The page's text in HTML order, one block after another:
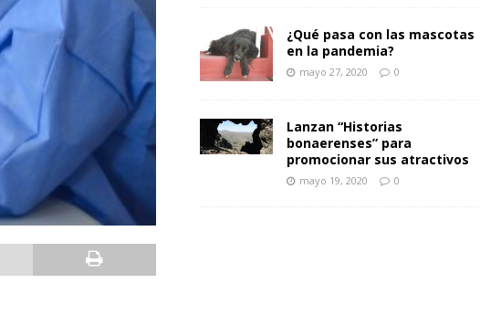
¿Qué pasa con las mascotas
en la pandemia?
mayo 27, 2020 0
Lanzan “Historias
bonaerenses” para
promocionar sus atractivos
mayo 19, 2020 0